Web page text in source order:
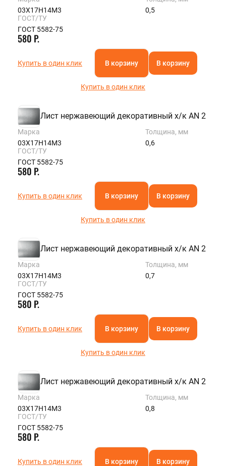
ROSTOV@STALTEKA.RU
03Х17Н14М3
0,5
ГОСТ/ТУ
ГОСТ 5582-75
580 Р.
Купить в один клик В корзину В корзину
Купить в один клик
Лист нержавеющий декоративный х/к AN 2
Марка
03Х17Н14М3
Толщина, мм
0,6
ГОСТ/ТУ
ГОСТ 5582-75
580 Р.
Купить в один клик В корзину В корзину
Купить в один клик
Лист нержавеющий декоративный х/к AN 2
Марка
03Х17Н14М3
Толщина, мм
0,7
ГОСТ/ТУ
ГОСТ 5582-75
580 Р.
Купить в один клик В корзину В корзину
Купить в один клик
Лист нержавеющий декоративный х/к AN 2
Марка
03Х17Н14М3
Толщина, мм
0,8
ГОСТ/ТУ
ГОСТ 5582-75
580 Р.
Купить в один клик В корзину В корзину